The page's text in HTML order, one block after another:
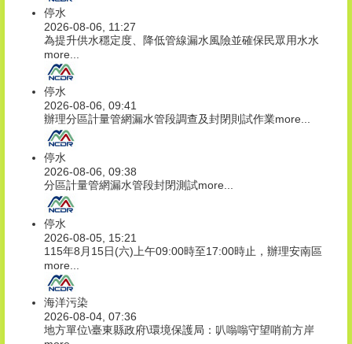
停水
2026-08-06, 11:27
為提升供水穩定度、降低管線漏水風險並確保民眾用水水
more...
停水
2026-08-06, 09:41
辦理分區計量管網漏水管段調查及封閉則試作業more...
停水
2026-08-06, 09:38
分區計量管網漏水管段封閉測試more...
停水
2026-08-05, 15:21
115年8月15日(六)上午09:00時至17:00時止，辦理安南區
more...
海洋污染
2026-08-04, 07:36
地方單位\臺東縣政府\環境保護局：叭嗡嗡守望哨前方岸